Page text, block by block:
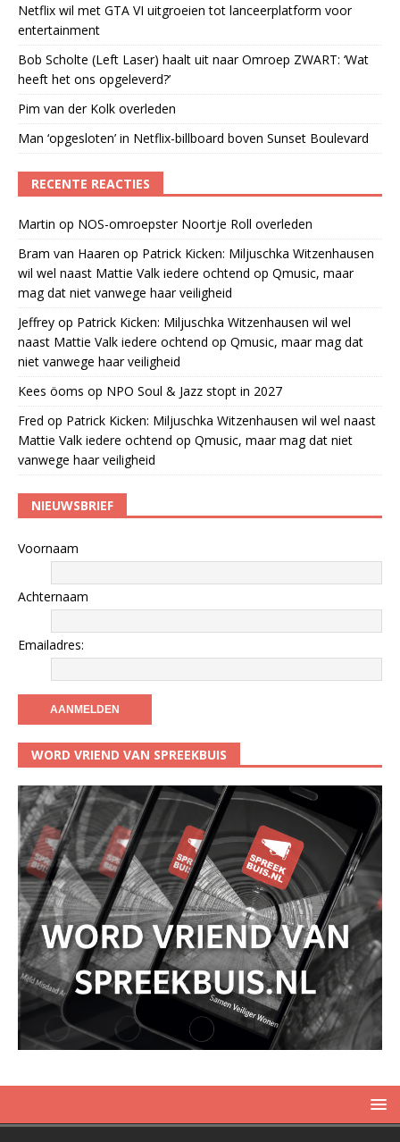
Netflix wil met GTA VI uitgroeien tot lanceerplatform voor
entertainment
Bob Scholte (Left Laser) haalt uit naar Omroep ZWART: ‘Wat
heeft het ons opgeleverd?’
Pim van der Kolk overleden
Man ‘opgesloten’ in Netflix-billboard boven Sunset Boulevard
RECENTE REACTIES
Martin op NOS-omroepster Noortje Roll overleden
Bram van Haaren op Patrick Kicken: Miljuschka Witzenhausen
wil wel naast Mattie Valk iedere ochtend op Qmusic, maar
mag dat niet vanwege haar veiligheid
Jeffrey op Patrick Kicken: Miljuschka Witzenhausen wil wel
naast Mattie Valk iedere ochtend op Qmusic, maar mag dat
niet vanwege haar veiligheid
Kees öoms op NPO Soul & Jazz stopt in 2027
Fred op Patrick Kicken: Miljuschka Witzenhausen wil wel naast
Mattie Valk iedere ochtend op Qmusic, maar mag dat niet
vanwege haar veiligheid
NIEUWSBRIEF
Voornaam
Achternaam
Emailadres:
WORD VRIEND VAN SPREEKBUIS